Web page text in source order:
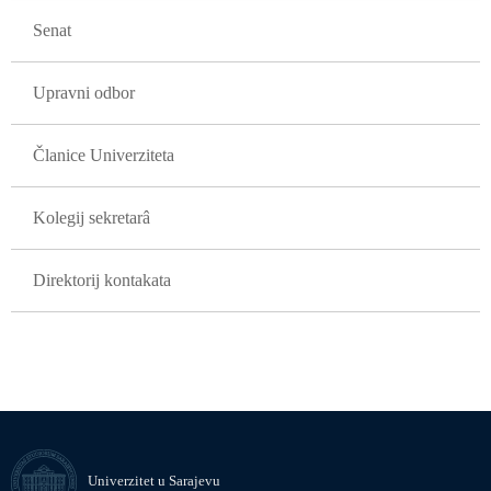
Senat
Upravni odbor
Članice Univerziteta
Kolegij sekretarâ
Direktorij kontakata
Univerzitet u Sarajevu